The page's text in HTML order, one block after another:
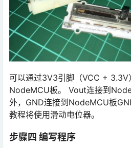
可以通过3V3引脚（VCC + 3.3V
NodeMCU板。 Vout连接到
外，GND连接到NodeMCU板
教程将使用滑动电位器。
步骤四 编写程序